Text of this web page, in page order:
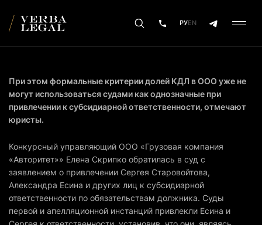
РУEN
При этом формальные критерии долей КДЛ в ООО уже не
могут использоваться судами как однозначные при
привлечении к субсидиарной ответственности, отмечают
юристы.
Конкурсный управляющий ООО «Грузовая компания
«Авторитет»» Елена Скрипко обратилась в суд с
заявлением о привлечении Сергея Старовойтова,
Александра Есина и других лиц к субсидиарной
ответственности по обязательствам должника. Суды
первой и апелляционной инстанций привлекли Есина и